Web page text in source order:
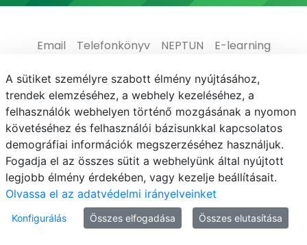
Email Telefonkönyv NEPTUN
E-learning
Médiaközpont
Informatikai Igazgatóság
Adatvédelem
© MATE 2021
A sütiket személyre szabott élmény nyújtásához,
trendek elemzéséhez, a webhely kezeléséhez, a
felhasználók webhelyen történő mozgásának a nyomon
követéséhez és felhasználói bázisunkkal kapcsolatos
demográfiai információk megszerzéséhez használjuk.
Fogadja el az összes sütit a webhelyünk által nyújtott
legjobb élmény érdekében, vagy kezelje beállításait.
Olvassa el az adatvédelmi irányelveinket
Konfigurálás Összes elfogadása Összes elutasítása